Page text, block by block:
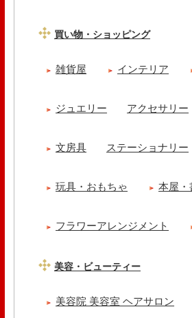
買い物・ショッピング
雑貨屋 インテリア
ジュエリー アクセサリー
文房具 ステーショナリー
玩具・おもちゃ 本屋・
フラワーアレンジメント
美容・ビューティー
美容院 美容室 ヘアサロン